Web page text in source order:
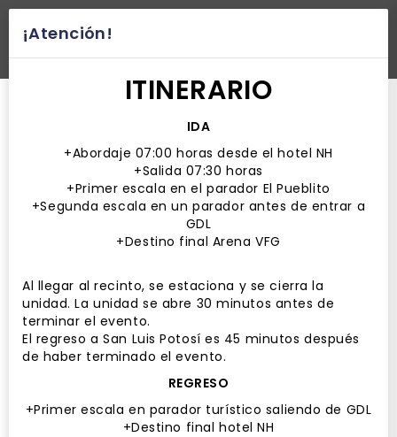
desplegar navegación
¡Atención!
ITINERARIO
IDA
+Abordaje 07:00 horas desde el hotel NH
+Salida 07:30 horas
+Primer escala en el parador El Pueblito
+Segunda escala en un parador antes de entrar a
GDL
+Destino final Arena VFG
Al llegar al recinto, se estaciona y se cierra la
unidad. La unidad se abre 30 minutos antes de
terminar el evento.
El regreso a San Luis Potosí es 45 minutos después
de haber terminado el evento.
REGRESO
+Primer escala en parador turístico saliendo de GDL
+Destino final hotel NH